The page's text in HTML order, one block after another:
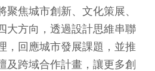
聚焦城市創新、文化策展、
大方向，透過設計思維串聯
，回應城市發展課題，並推
及跨域合作計畫，讓更多創